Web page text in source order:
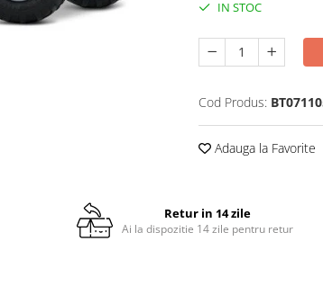
IN STOC
Cod Produs:
Adauga la Favorite
Retur in 14 zile
Ai la dispozitie 14 zile pentru retur